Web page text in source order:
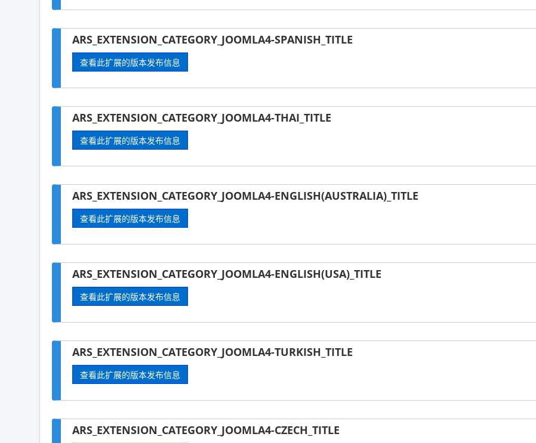
ARS_EXTENSION_CATEGORY_JOOMLA4-SPANISH_TITLE
查看此扩展的版本发布信息
ARS_EXTENSION_CATEGORY_JOOMLA4-THAI_TITLE
查看此扩展的版本发布信息
ARS_EXTENSION_CATEGORY_JOOMLA4-ENGLISH(AUSTRALIA)_TITLE
查看此扩展的版本发布信息
ARS_EXTENSION_CATEGORY_JOOMLA4-ENGLISH(USA)_TITLE
查看此扩展的版本发布信息
ARS_EXTENSION_CATEGORY_JOOMLA4-TURKISH_TITLE
查看此扩展的版本发布信息
ARS_EXTENSION_CATEGORY_JOOMLA4-CZECH_TITLE